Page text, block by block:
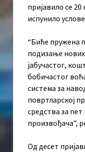
пријавило се 20
испунило
“Биће пружена
подизање
јабучастог,
бобичастог
система за
повртларској
средства за
произвођача”,
Од десет